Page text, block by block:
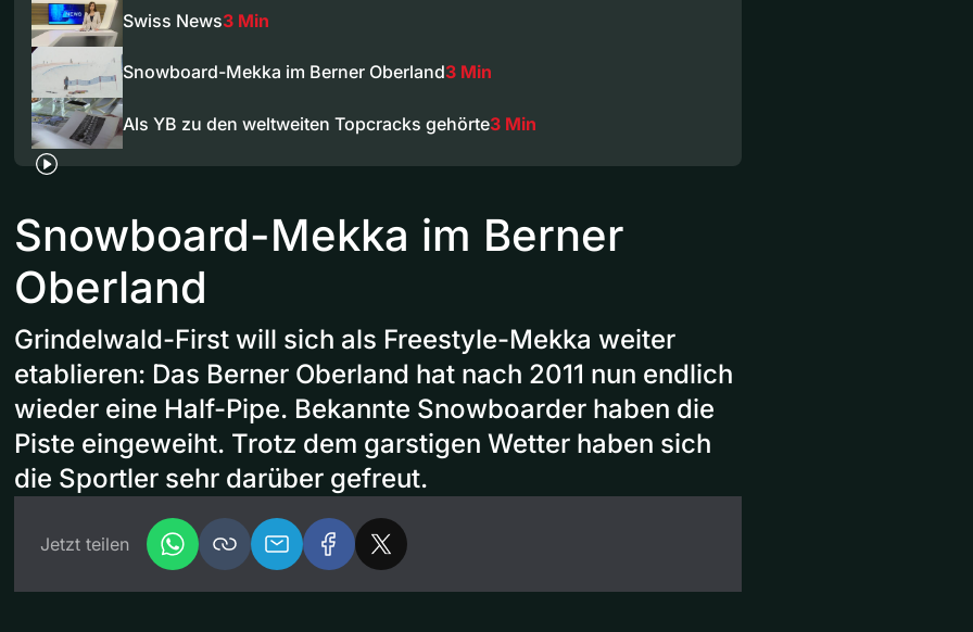
Swiss News3 Min
Snowboard-Mekka im Berner Oberland3 Min
Als YB zu den weltweiten Topcracks gehörte3 Min
Snowboard-Mekka im Berner
Oberland
Grindelwald-First will sich als Freestyle-Mekka weiter
etablieren: Das Berner Oberland hat nach 2011 nun endlich
wieder eine Half-Pipe. Bekannte Snowboarder haben die
Piste eingeweiht. Trotz dem garstigen Wetter haben sich
die Sportler sehr darüber gefreut.
Jetzt teilen